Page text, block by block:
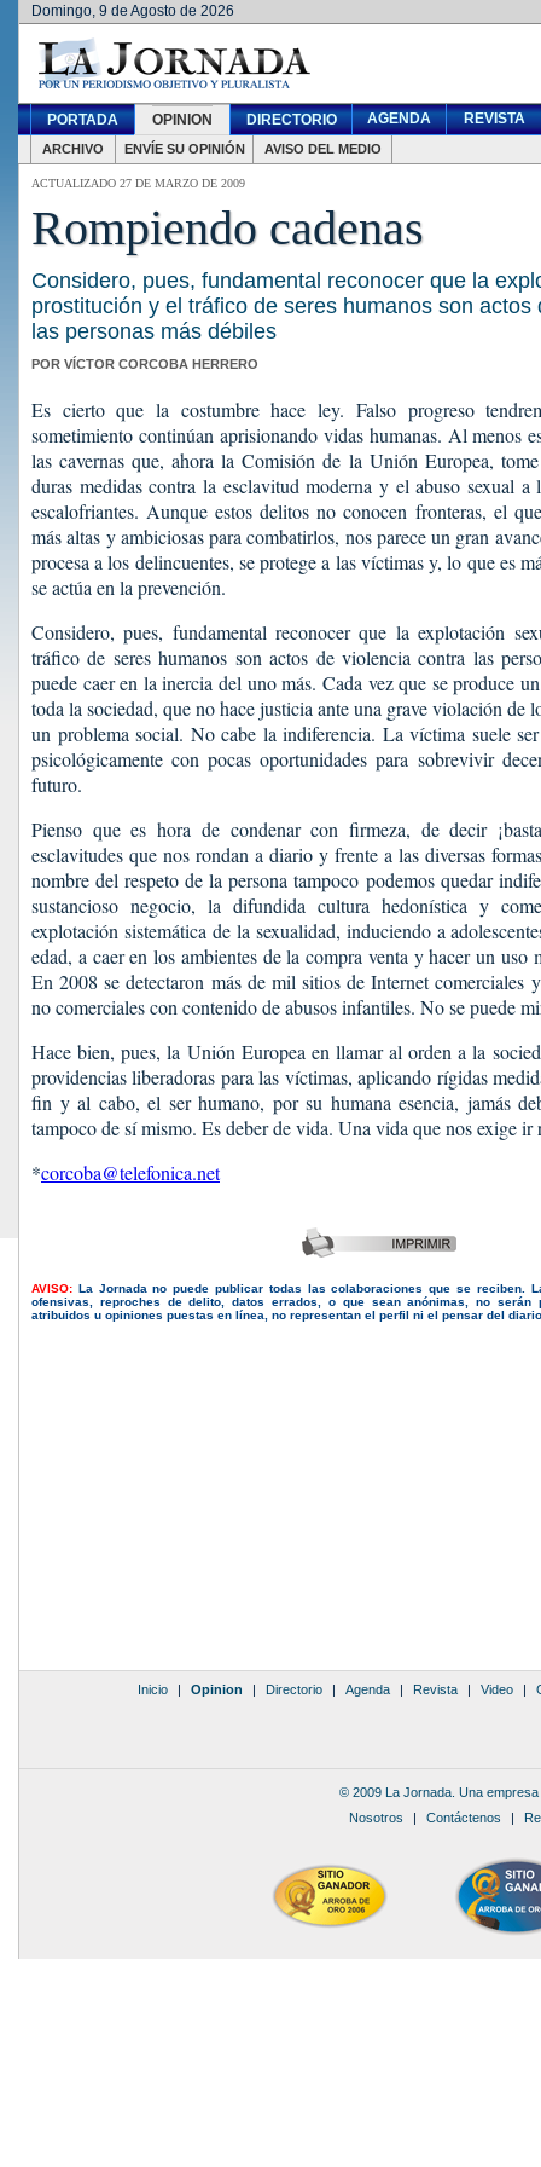
Domingo, 9 de Agosto de 2026
PORTADA OPINION DIRECTORIO AGENDA REVISTA
ARCHIVO ENVÍE SU OPINIÓN AVISO DEL MEDIO
ACTUALIZADO 27 DE MARZO DE 2009
Rompiendo cadenas
Considero, pues, fundamental reconocer que la
prostitución y el tráfico de seres humanos son actos
las personas más débiles
POR VÍCTOR CORCOBA HERRERO
Es cierto que la costumbre hace ley. Falso progreso
sometimiento continúan aprisionando vidas humanas. Al menos
las cavernas que, ahora la Comisión de la Unión Europea,
duras medidas contra la esclavitud moderna y el abuso sexual
escalofriantes. Aunque estos delitos no conocen fronteras, el
más altas y ambiciosas para combatirlos, nos parece un gran
procesa a los delincuentes, se protege a las víctimas y, lo que es
se actúa en la prevención.
Considero, pues, fundamental reconocer que la explotación
tráfico de seres humanos son actos de violencia contra las
puede caer en la inercia del uno más. Cada vez que se produce
toda la sociedad, que no hace justicia ante una grave violación de
un problema social. No cabe la indiferencia. La víctima suele
psicológicamente con pocas oportunidades para sobrevivir
futuro.
Pienso que es hora de condenar con firmeza, de decir
esclavitudes que nos rondan a diario y frente a las diversas
nombre del respeto de la persona tampoco podemos quedar
sustancioso negocio, la difundida cultura hedonística y
explotación sistemática de la sexualidad, induciendo a
edad, a caer en los ambientes de la compra venta y hacer un uso
En 2008 se detectaron más de mil sitios de Internet comerciales
no comerciales con contenido de abusos infantiles. No se puede
Hace bien, pues, la Unión Europea en llamar al orden a la
providencias liberadoras para las víctimas, aplicando rígidas
fin y al cabo, el ser humano, por su humana esencia, jamás
tampoco de sí mismo. Es deber de vida. Una vida que nos exige ir
*corcoba@telefonica.net
AVISO: La Jornada no puede publicar todas las colaboraciones que se reciben.
ofensivas, reproches de delito, datos errados, o que sean anónimas, no serán
atribuidos u opiniones puestas en línea, no representan el perfil ni el pensar del
Inicio | Opinion | Directorio | Agenda | Revista | Video |
© 2009 La Jornada. Una
Nosotros | Contáctenos |